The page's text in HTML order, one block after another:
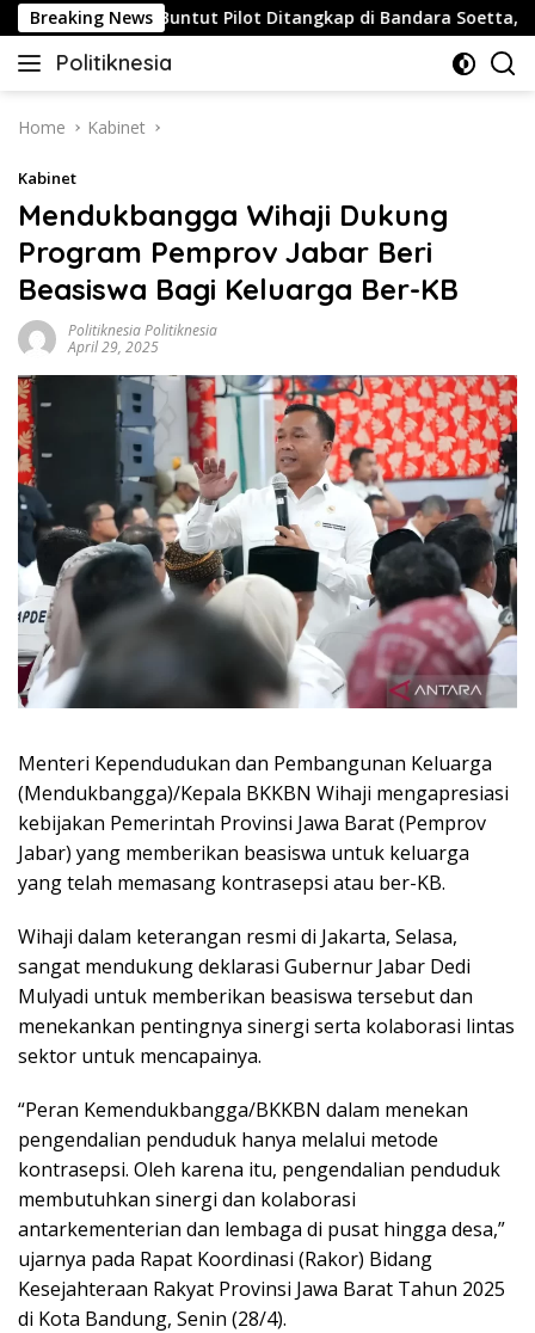
Skip
to
content
Breaking NewsBuntut Pilot Ditangkap di Bandara Soetta,
Politiknesia
Politiknesia.com
Home Kabinet
Kabinet
Mendukbangga Wihaji Dukung
Program Pemprov Jabar Beri
Beasiswa Bagi Keluarga Ber-KB
Politiknesia Politiknesia
April 29, 2025
Menteri Kependudukan dan Pembangunan Keluarga
(Mendukbangga)/Kepala BKKBN Wihaji mengapresiasi
kebijakan Pemerintah Provinsi Jawa Barat (Pemprov
Jabar) yang memberikan beasiswa untuk keluarga
yang telah memasang kontrasepsi atau ber-KB.
Wihaji dalam keterangan resmi di Jakarta, Selasa,
sangat mendukung deklarasi Gubernur Jabar Dedi
Mulyadi untuk memberikan beasiswa tersebut dan
menekankan pentingnya sinergi serta kolaborasi lintas
sektor untuk mencapainya.
“Peran Kemendukbangga/BKKBN dalam menekan
pengendalian penduduk hanya melalui metode
kontrasepsi. Oleh karena itu, pengendalian penduduk
membutuhkan sinergi dan kolaborasi
antarkementerian dan lembaga di pusat hingga desa,”
ujarnya pada Rapat Koordinasi (Rakor) Bidang
Kesejahteraan Rakyat Provinsi Jawa Barat Tahun 2025
di Kota Bandung, Senin (28/4).